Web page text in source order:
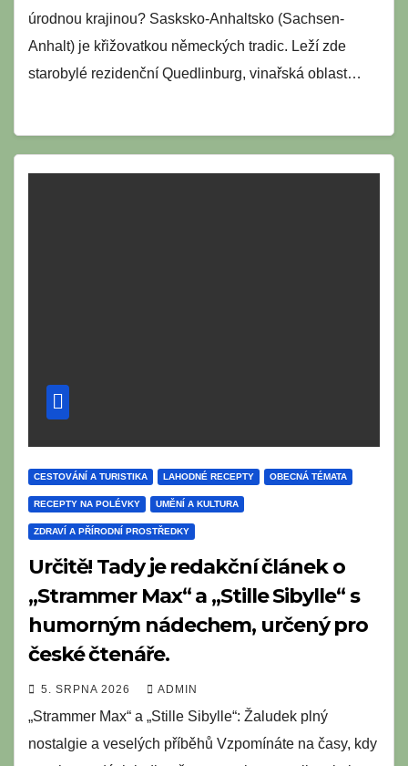
úrodnou krajinou? Sasksko-Anhaltsko (Sachsen-
Anhalt) je křižovatkou německých tradic. Leží zde
starobylé rezidenční Quedlinburg, vinařská oblast…
CESTOVÁNÍ A TURISTIKA LAHODNÉ RECEPTY OBECNÁ TÉMATA
RECEPTY NA POLÉVKY UMĚNÍ A KULTURA
ZDRAVÍ A PŘÍRODNÍ PROSTŘEDKY
Určitě! Tady je redakční článek o
„Strammer Max“ a „Stille Sibylle“ s
humorným nádechem, určený pro
české čtenáře.
5. SRPNA 2026 ADMIN
„Strammer Max“ a „Stille Sibylle“: Žaludek plný
nostalgie a veselých příběhů Vzpomínáte na časy, kdy